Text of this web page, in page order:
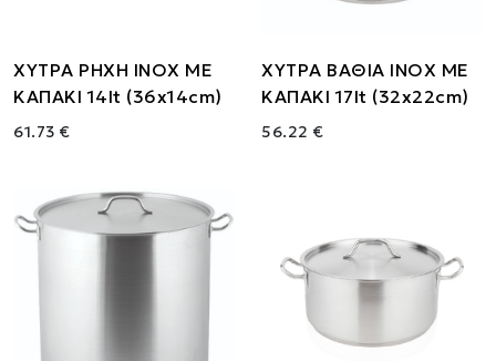
ΧΥΤΡΑ ΡΗΧΗ ΙΝΟΧ ΜΕ
ΚΑΠΑΚΙ 14lt (36x14cm)
61.73 €
ΧΥΤΡΑ ΒΑΘΙΑ ΙΝΟΧ ΜΕ
ΚΑΠΑΚΙ 17lt (32x22cm)
56.22 €